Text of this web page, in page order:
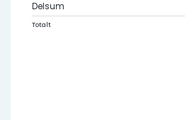
Delsum
Totalt